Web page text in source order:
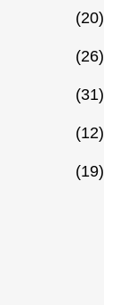
n
n
ü
n
r
ü
n
ü
r
ü
n
ü
r
ü
n
202
0
ü
r
ü
262
6
ü
r
313
1
ü
121
2
191